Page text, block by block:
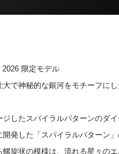
2026 限定モデル
で神秘的な銀河をモチーフに
したスパイラルパターンのダ
開発した「スパイラルパターン
旋状の模様は、流れる星々のエ